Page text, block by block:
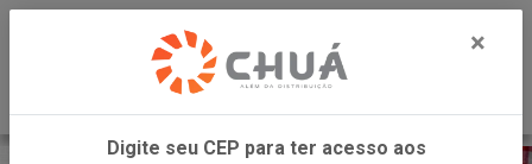
×
Digite seu CEP para ter acesso aos